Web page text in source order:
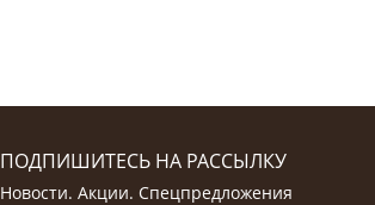
ПОДПИШИТЕСЬ НА РАССЫЛКУ
Новости. Акции. Спецпредложения